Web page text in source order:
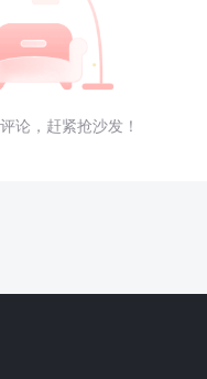
论，赶紧抢沙发！